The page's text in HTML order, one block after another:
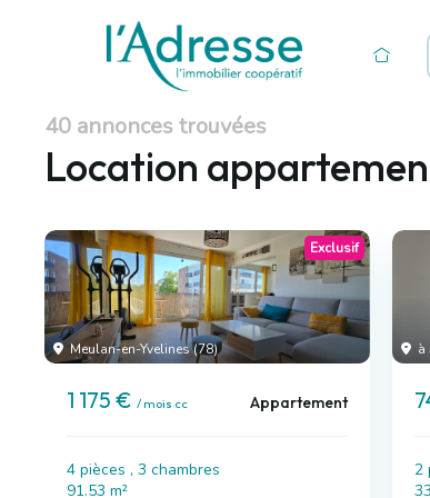
40 annonces trouvées
Location
Meulan-en-Yvelines (78)
Exclusif
1 175 € / mois cc Appartement
4 pièces , 3 chambres
91.53 m²
à
2